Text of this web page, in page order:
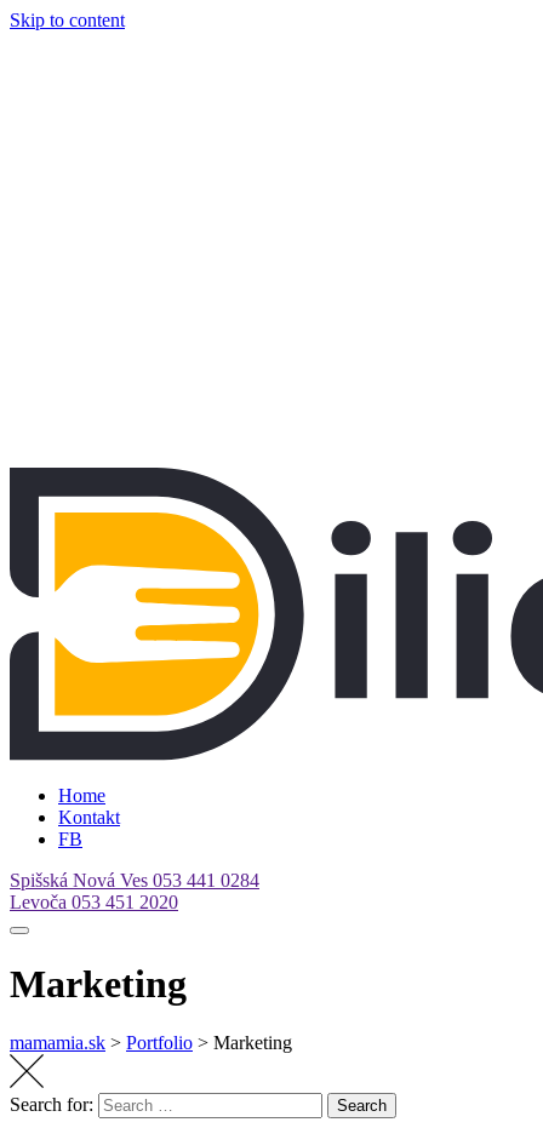
Skip to content
Home
Kontakt
FB
Spišská Nová Ves 053 441 0284
Levoča 053 451 2020
Marketing
mamamia.sk > Portfolio > Marketing
Search for: Search